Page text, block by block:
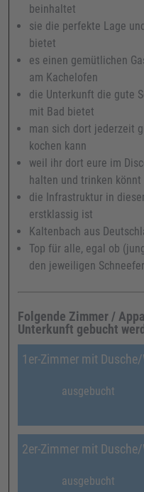
beinhaltet
sie die perfekte Lage
bietet
es einen gemütlichen
am Kachelofen
die Unterkunft die gute
mit Bad bietet
man sich dort jederzeit
kochen kann
weil ihr dort eure im
halten und trinken könnt
die Infrastruktur in
erstklassig ist
Kaltenbach aus
Top für alle, egal ob
den jeweiligen
Folgende Zimmer /
Unterkunft gebucht
1er-Zimmer mit Dusche/
ausgebucht
2er-Zimmer mit Dusche/
ausgebucht